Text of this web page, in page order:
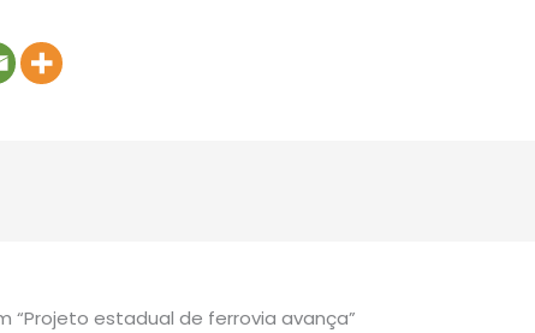
“Projeto estadual de ferrovia avança”